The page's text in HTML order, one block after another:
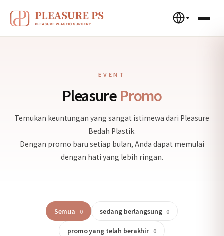
EVENT
Pleasure Promo
Temukan keuntungan yang sangat istimewa dari Pleasure
Bedah Plastik.
Dengan promo baru setiap bulan, Anda dapat memulai
dengan hati yang lebih ringan.
Semua 0 sedang berlangsung 0
promo yang telah berakhir 0